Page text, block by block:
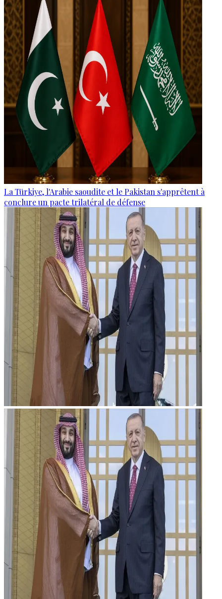
La Türkiye, l'Arabie saoudite et le Pakistan s'apprêtent à
conclure un pacte trilatéral de défense